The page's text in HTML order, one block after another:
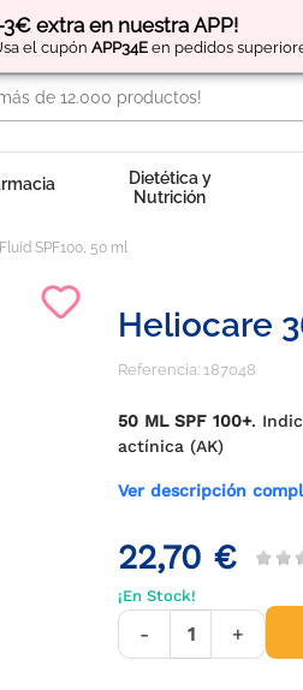
3€ extra en nuestra APP!
el cupón APP34E en pedidos
Regístratey obtén
Dietética y
Nutrición
SPF100, 50 ml
Heliocare
Referencia: 187048
50 ML SPF 100+.
actínica (AK)
Ver descripción
22,70 €
¡En Stock!
- +